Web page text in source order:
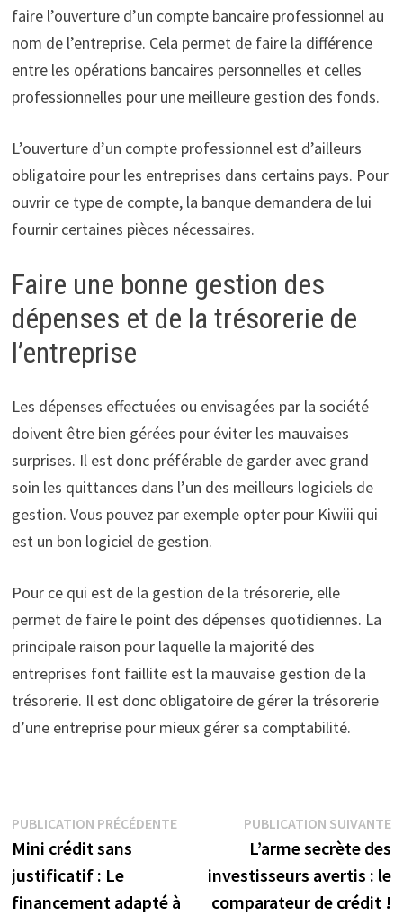
faire l’ouverture d’un compte bancaire professionnel au
nom de l’entreprise. Cela permet de faire la différence
entre les opérations bancaires personnelles et celles
professionnelles pour une meilleure gestion des fonds.
L’ouverture d’un compte professionnel est d’ailleurs
obligatoire pour les entreprises dans certains pays. Pour
ouvrir ce type de compte, la banque demandera de lui
fournir certaines pièces nécessaires.
Faire une bonne gestion des
dépenses et de la trésorerie de
l’entreprise
Les dépenses effectuées ou envisagées par la société
doivent être bien gérées pour éviter les mauvaises
surprises. Il est donc préférable de garder avec grand
soin les quittances dans l’un des meilleurs logiciels de
gestion. Vous pouvez par exemple opter pour Kiwiii qui
est un bon logiciel de gestion.
Pour ce qui est de la gestion de la trésorerie, elle
permet de faire le point des dépenses quotidiennes. La
principale raison pour laquelle la majorité des
entreprises font faillite est la mauvaise gestion de la
trésorerie. Il est donc obligatoire de gérer la trésorerie
d’une entreprise pour mieux gérer sa comptabilité.
Navigation
de
l’article
PUBLICATION PRÉCÉDENTEPublication
précédente :
Mini crédit sans
justificatif : Le
financement adapté à
PUBLICATION SUIVANTE
L’arme secrète des
investisseurs avertis : le
comparateur de crédit !